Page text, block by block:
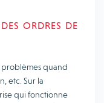
ORDRES DE
problèmes quand
etc. Sur la
qui fonctionne